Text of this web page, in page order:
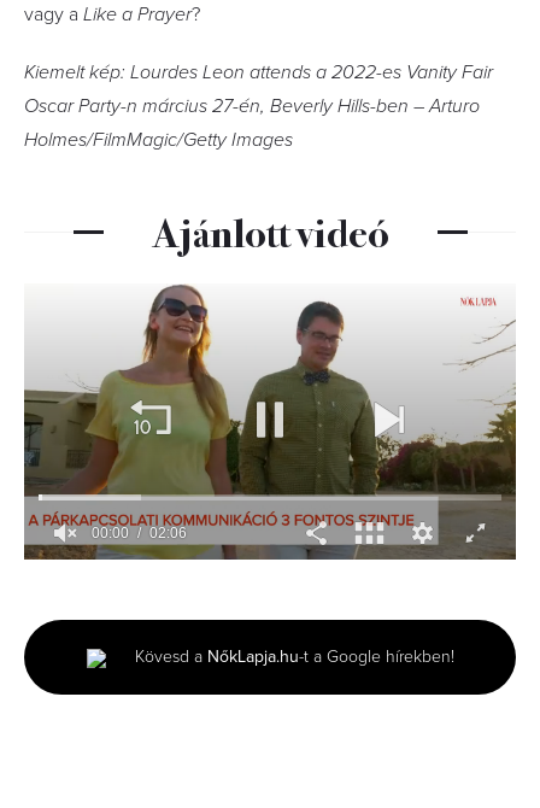
vagy a Like a Prayer?
Kiemelt kép: Lourdes Leon attends a 2022-es Vanity Fair
Oscar Party-n március 27-én, Beverly Hills-ben – Arturo
Holmes/FilmMagic/Getty Images
Ajánlott videó
minutes,
6
seconds
00:01 02:06
Kövesd a NőkLapja.hu-t a Google hírekben!